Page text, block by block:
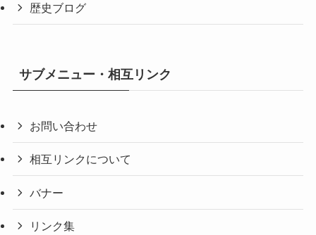
歴史ブログ
サブメニュー・相互リンク
お問い合わせ
相互リンクについて
バナー
リンク集